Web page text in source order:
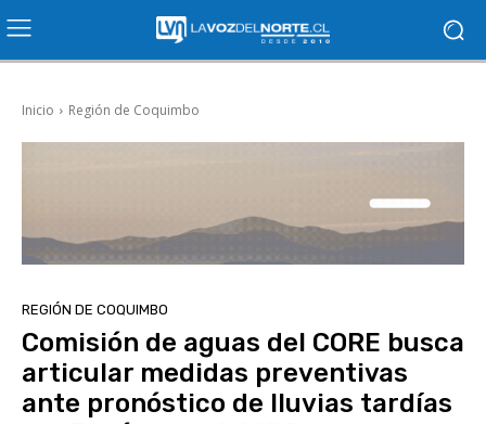
Inicio Región de Coquimbo
REGIÓN DE COQUIMBO
Comisión de aguas del CORE busca
articular medidas preventivas
ante pronóstico de lluvias tardías